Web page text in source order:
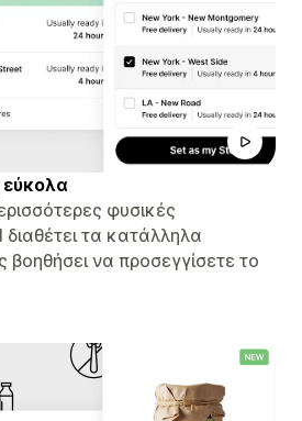
φυσικές
τα κατάλληλα
βοηθήσει να προσεγγίσετε το